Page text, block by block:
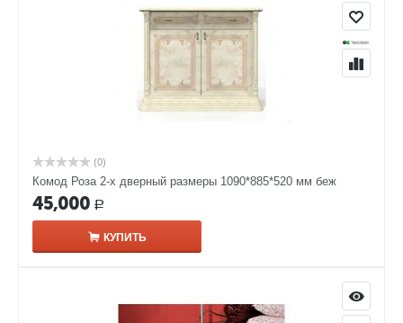
(0)
Комод Роза 2-х дверный размеры 1090*885*520 мм беж
45,000 Р
КУПИТЬ